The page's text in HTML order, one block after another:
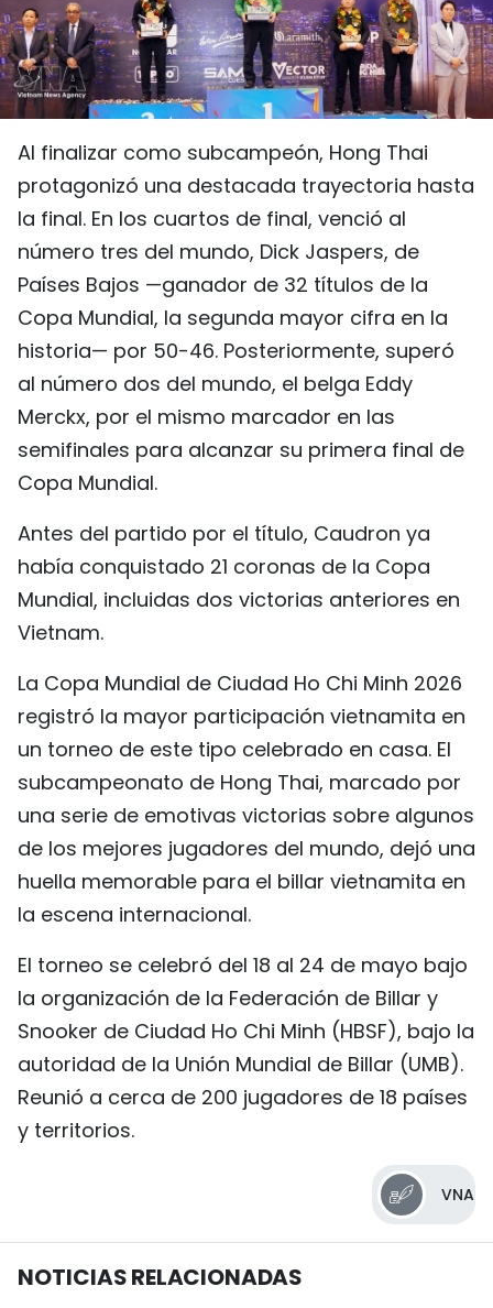
HISTORIAS MULTIMEDIA
FOTOGRAFÍA
¿QUIÉNES SOMOS?
TIẾNG VIỆT
ENGLISH
中文
FRANÇAIS
Al finalizar como subcampeón, Hong Thai
protagonizó una destacada trayectoria hasta
la final. En los cuartos de final, venció al
número tres del mundo, Dick Jaspers, de
Países Bajos —ganador de 32 títulos de la
Copa Mundial, la segunda mayor cifra en la
historia— por 50-46. Posteriormente, superó
al número dos del mundo, el belga Eddy
Merckx, por el mismo marcador en las
semifinales para alcanzar su primera final de
Copa Mundial.
Antes del partido por el título, Caudron ya
había conquistado 21 coronas de la Copa
Mundial, incluidas dos victorias anteriores en
Vietnam.
La Copa Mundial de Ciudad Ho Chi Minh 2026
registró la mayor participación vietnamita en
un torneo de este tipo celebrado en casa. El
subcampeonato de Hong Thai, marcado por
una serie de emotivas victorias sobre algunos
de los mejores jugadores del mundo, dejó una
huella memorable para el billar vietnamita en
la escena internacional.
El torneo se celebró del 18 al 24 de mayo bajo
la organización de la Federación de Billar y
Snooker de Ciudad Ho Chi Minh (HBSF), bajo la
autoridad de la Unión Mundial de Billar (UMB).
Reunió a cerca de 200 jugadores de 18 países
y territorios.
VNA
NOTICIAS RELACIONADAS